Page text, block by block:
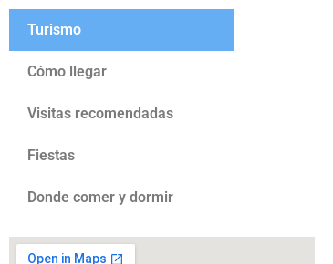
Turismo
Cómo llegar
Visitas recomendadas
Fiestas
Donde comer y dormir